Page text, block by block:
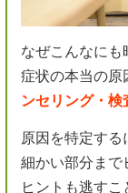
なぜこんなにも
症状の本当の原
ンセリング・検
原因を特定する
細かい部分まで
ヒントも逃すこ